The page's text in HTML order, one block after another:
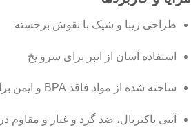
طراحی زیبا و شیک با نقوش برجسته
استفاده آسان از انبر برای سرو یخ
ساخته شده از مواد فاقد BPA و ایمن برای مواد غذایی
آنتی باکتریال، ضد گرد و غبار و